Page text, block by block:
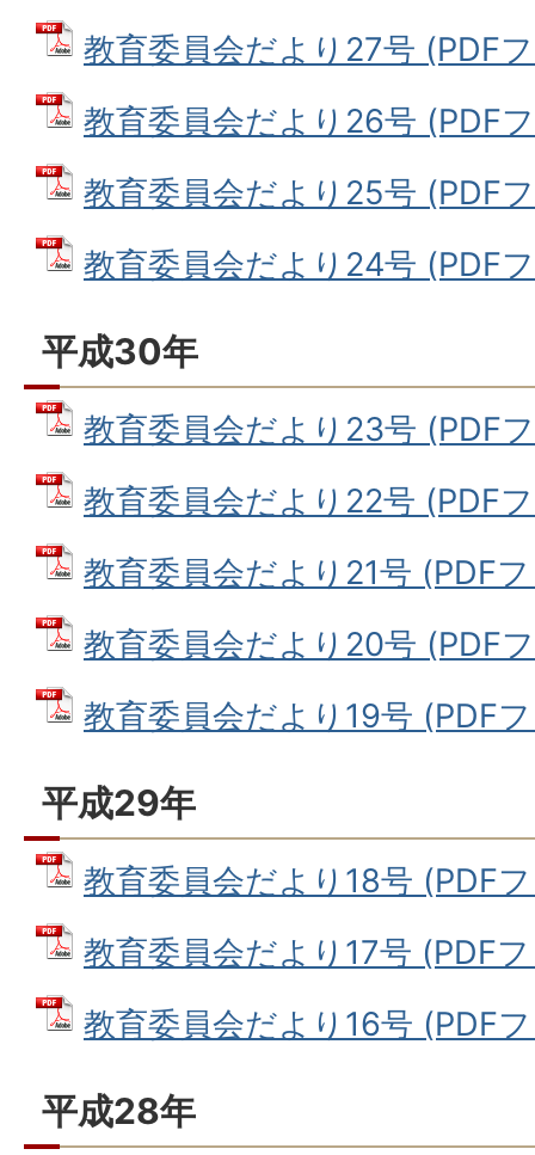
教育委員会だより27号 (PDF
教育委員会だより26号 (PDF
教育委員会だより25号 (PDF
教育委員会だより24号 (PDF
平成30年
教育委員会だより23号 (PDF
教育委員会だより22号 (PDF
教育委員会だより21号 (PDF
教育委員会だより20号 (PDF
教育委員会だより19号 (PDF
平成29年
教育委員会だより18号 (PDF
教育委員会だより17号 (PDF
教育委員会だより16号 (PDF
平成28年